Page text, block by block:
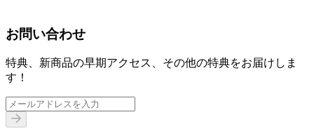
お問い合わせ
特典、新商品の早期アクセス、その他の特典をお届けしま
す！